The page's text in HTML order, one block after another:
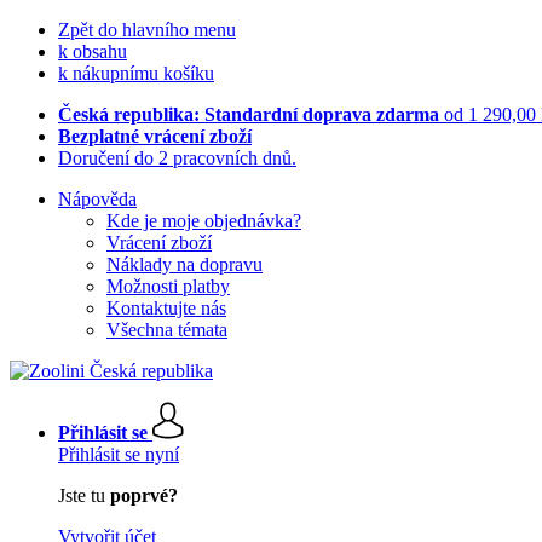
Zpět do hlavního menu
k obsahu
k nákupnímu košíku
Česká republika: Standardní doprava zdarma od 1 290,00
Bezplatné vrácení zboží
Doručení do 2 pracovních dnů.
Nápověda
Kde je moje objednávka?
Vrácení zboží
Náklady na dopravu
Možnosti platby
Kontaktujte nás
Všechna témata
Přihlásit se
Přihlásit se nyní
Jste tu poprvé?
Vytvořit účet